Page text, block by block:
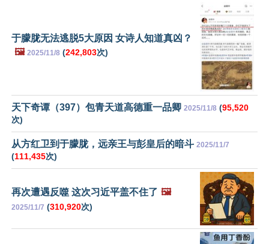
于朦胧无法逃脱5大原因 女诗人知道真凶？
🖼️ 2025/11/8 (242,803次)
天下奇谭（397）包青天道高德重一品卿 2025/11/8 (95,520
次)
从方红卫到于朦胧，远亲王与彭皇后的暗斗 2025/11/7
(111,435次)
再次遭遇反噬 这次习近平盖不住了 🖼️
2025/11/7 (310,920次)